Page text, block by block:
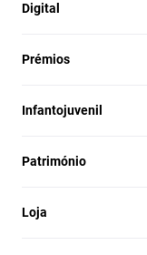
Digital
Prémios
Infantojuvenil
Património
Loja